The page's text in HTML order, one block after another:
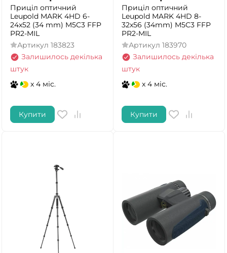
Приціл оптичний
Leupold MARK 4HD 6-
24x52 (34 mm) M5C3 FFP
PR2-MIL
Артикул 183823
Залишилось декілька
штук
x 4 міс.
Купити
Приціл оптичний
Leupold MARK 4HD 8-
32x56 (34mm) M5C3 FFP
PR2-MIL
Артикул 183970
Залишилось декілька
штук
x 4 міс.
Купити